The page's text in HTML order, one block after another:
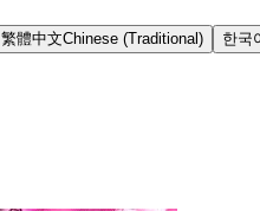
繁體中文Chinese (Traditional) 한국